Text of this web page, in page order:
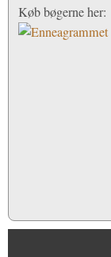
Køb bøgerne her: